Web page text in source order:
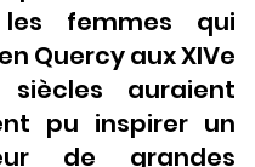
les femmes qui
Quercy aux XIVe
auraient
pu inspirer un
de grandes